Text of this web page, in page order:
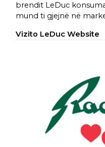
brendit LeDuc
mund ti gjejnë në
Vizito LeDuc Website